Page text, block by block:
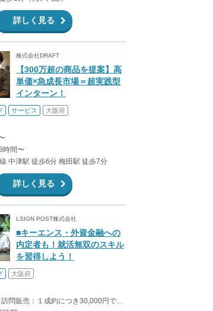
詳しく見る
株式会社DRAFT
【300万超の商品を提案】高
単価×急成長市場＝超実践型
インターン！
サービス 大阪府
時間〜
中津駅 徒歩6分 梅田駅 徒歩7分
詳しく見る
LSIGN POST株式会社
■キーエンス・外資金融への
内定者も！就活無双のスキル
を習得しよう！
大阪府
【成果報酬】 訪問販売：１成約につき30,000円です。 例えば、光インターネットの成約であれば、平均的に2.5日で1件の契約が見込めます。（12,000円/1日6時間稼働） ＜月収例＞月に100万以上稼ぐ方もいます！ ・月5件成約：150,000円 ・月15件成約：450,000円 ・月30成約：900,000円➕マネジメントインセンティブ300,000円 合計1,200,000円 時給換算で2,000円程度が、平均的なインターン生の報酬となっています。